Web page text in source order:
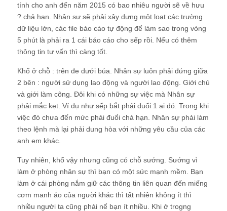
tính cho anh đến năm 2015 có bao nhiêu người sẽ về hưu
? chả hạn. Nhân sự sẽ phải xây dựng một loạt các trường
dữ liệu lớn, các file báo cáo tự động để làm sao trong vòng
5 phút là phải ra 1 cái báo cáo cho sếp rồi. Nếu có thêm
thông tin tư vấn thì càng tốt.
Khổ ở chỗ : trên đe dưới búa. Nhân sự luôn phải đứng giữa
2 bên : người sử dụng lao động và người lao động. Giới chủ
và giới làm công. Đôi khi có những sự việc mà Nhân sự
phải mắc kẹt. Ví dụ như sếp bắt phải đuổi 1 ai đó. Trong khi
việc đó chưa đến mức phải đuổi chả hạn. Nhân sự phải làm
theo lệnh mà lại phải dung hòa với những yêu cầu của các
anh em khác.
Tuy nhiên, khổ vậy nhưng cũng có chỗ sướng. Sướng vì
làm ở phòng nhân sự thì bạn có một sức mạnh mềm. Bạn
làm ở cái phòng nắm giữ các thông tin liên quan đến miếng
cơm manh áo của người khác thì tất nhiên không ít thì
nhiều người ta cũng phải nể bạn ít nhiều. Khi ở trogng